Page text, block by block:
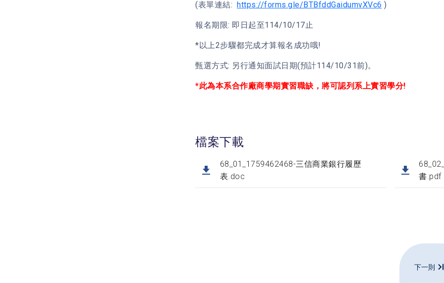
(表單連結: https://forms.gle/BTBfddGaidumvXVc6 )
報名期限: 即日起至114/10/17止
*以上2步驟都完成才算報名成功哦!
甄選方式: 另行通知面試日期(預計114/10/31前)。
*此為本系合作廠商學期實習職缺，將可認列系上實習學分!
檔案下載
68_01_1759462468-三信商業銀行履歷
表.doc
書.pdf
下一則